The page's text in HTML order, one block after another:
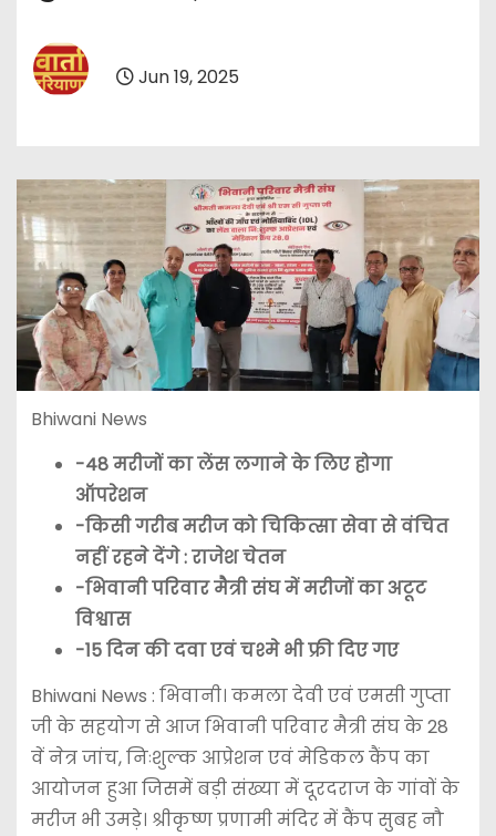
Jun 19, 2025
Bhiwani News
-48 मरीजों का लेंस लगाने के लिए होगा
ऑपरेशन
-किसी गरीब मरीज को चिकित्सा सेवा से वंचित
नहीं रहने देंगे : राजेश चेतन
-भिवानी परिवार मैत्री संघ में मरीजों का अटूट
विश्वास
-15 दिन की दवा एवं चश्मे भी फ्री दिए गए
Bhiwani News : भिवानी। कमला देवी एवं एमसी गुप्ता
जी के सहयोग से आज भिवानी परिवार मैत्री संघ के 28
वें नेत्र जांच, निःशुल्क आप्रेशन एवं मेडिकल कैंप का
आयोजन हुआ जिसमें बड़ी संख्या में दूरदराज के गांवों के
मरीज भी उमड़े। श्रीकृष्ण प्रणामी मंदिर में कैंप सुबह नौ